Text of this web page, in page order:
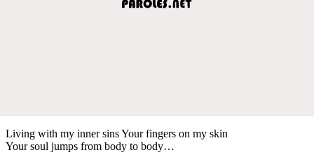
Living with my inner sins Your fingers on my skin
Your soul jumps from body to body…